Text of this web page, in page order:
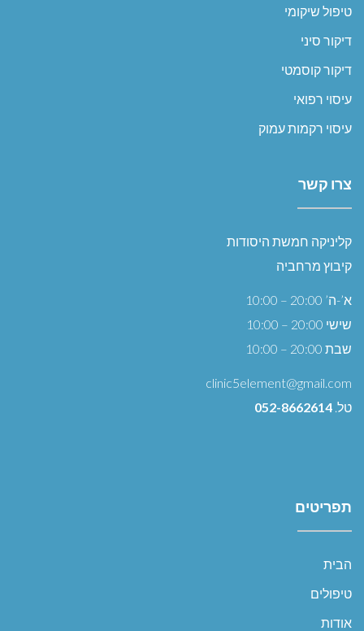
טיפול שיקומי
דיקור סיני
דיקור קוסמטי
עיסוי רפואי
עיסוי רקמות עמוק
צרו קשר
קליניקה חמשת היסודות
קיבוץ מרחביה
א’-ה’ 20:00 – 10:00
שישי 20:00 – 10:00
שבת 20:00 – 10:00
clinic5element@gmail.com
טל.
תפריטים
הבית
טיפולים
אודות